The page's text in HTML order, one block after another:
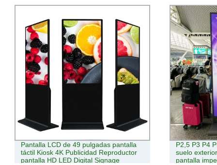
P2,5 P3 P4 P5 P6 pulgadas de pie de
suelo exterior 85 Pantalla LED completa
pantalla impermeable HD Publicidad
Android
Publicidad